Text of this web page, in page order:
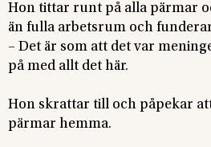
Hon tittar runt på alla pärmar
än fulla arbetsrum och
– Det är som att det var
på med allt det här.
Hon skrattar till och påpekar
pärmar hemma.